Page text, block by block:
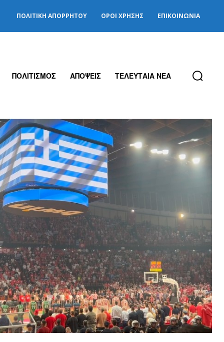
ΠΟΛΙΤΙΚΉ ΑΠΟΡΡΉΤΟΥ ΌΡΟΙ ΧΡΉΣΗΣ ΕΠΙΚΟΙΝΩΝΊΑ
ΠΟΛΙΤΙΣΜΟΣ ΑΠΟΨΕΙΣ ΤΕΛΕΥΤΑΙΑ ΝΕΑ